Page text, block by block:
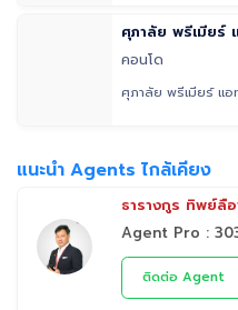
ศุภาลัย พรีเมียร์
คอนโด
ศุภาลัย พรีเมียร์ แอ
แนะนำ Agents ไกล้เคียง
ธารางกูร ทิพย์ลื
Agent Pro :
ติดต่อ Agent